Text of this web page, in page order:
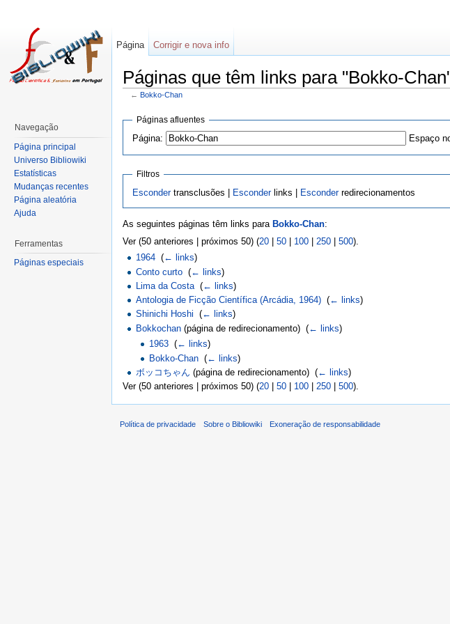
Páginas que têm links para "Bokko-
← Bokko-Chan
Páginas afluentes
Página: Espaço
Filtros
Escondertransclusões | Esconderlinks | Esconderredirecionamentos
As seguintes páginas têm links para Bokko-Chan:
Ver (50 anteriores | próximos 50) (20 50 100 250 500).
1964 ‎(← links)
Conto curto ‎(← links)
Lima da Costa ‎(← links)
Antologia de Ficção Científica (Arcádia, 1964) ‎(← links)
Shinichi Hoshi ‎(← links)
Bokkochan (página de redirecionamento) ‎(← links)
1963 ‎(← links)
Bokko-Chan ‎(← links)
ボッコちゃん (página de redirecionamento) ‎(← links)
Ver (50 anteriores | próximos 50) (20 50 100 250 500).
Página Corrigir e nova info
Navegação
Página principal
Universo Bibliowiki
Estatísticas
Mudanças recentes
Página aleatória
Ajuda
Ferramentas
Páginas especiais
Política de privacidade Sobre o Bibliowiki Exoneração de responsabilidade